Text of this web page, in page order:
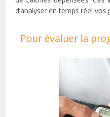
d’analyser en temps réel vos
Pour évaluer la